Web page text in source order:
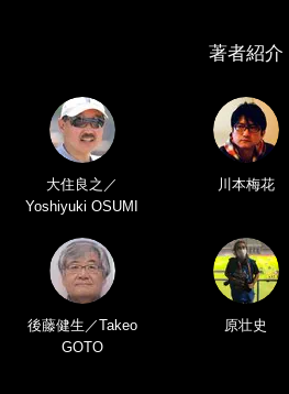
著者紹介
大住良之／
Yoshiyuki OSUMI
川本梅花
後藤健生／Takeo
GOTO
原壮史